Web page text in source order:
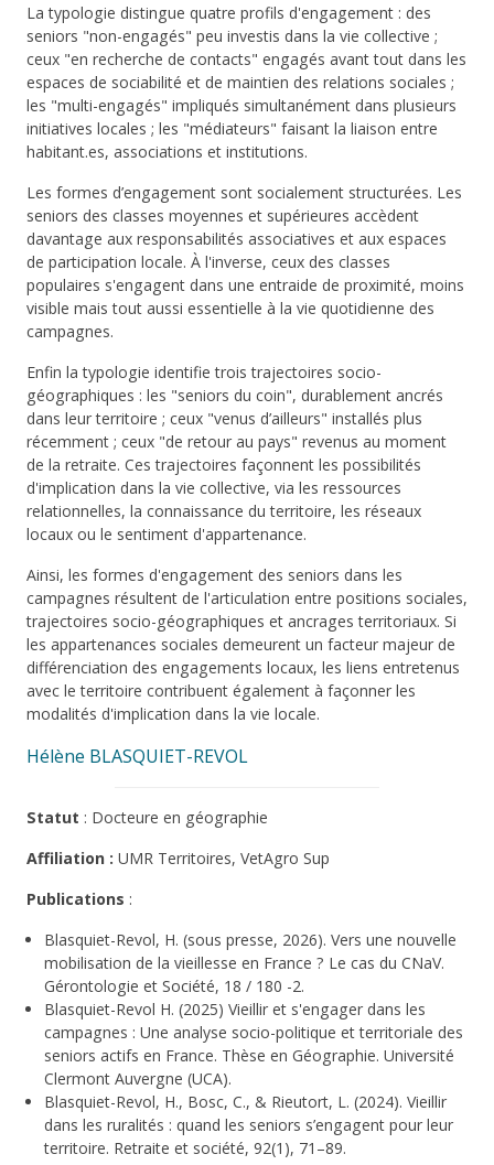
La typologie distingue quatre profils d'engagement : des
seniors "non-engagés" peu investis dans la vie collective ;
ceux "en recherche de contacts" engagés avant tout dans les
espaces de sociabilité et de maintien des relations sociales ;
les "multi-engagés" impliqués simultanément dans plusieurs
initiatives locales ; les "médiateurs" faisant la liaison entre
habitant.es, associations et institutions.
Les formes d’engagement sont socialement structurées. Les
seniors des classes moyennes et supérieures accèdent
davantage aux responsabilités associatives et aux espaces
de participation locale. À l'inverse, ceux des classes
populaires s'engagent dans une entraide de proximité, moins
visible mais tout aussi essentielle à la vie quotidienne des
campagnes.
Enfin la typologie identifie trois trajectoires socio-
géographiques : les "seniors du coin", durablement ancrés
dans leur territoire ; ceux "venus d’ailleurs" installés plus
récemment ; ceux "de retour au pays" revenus au moment
de la retraite. Ces trajectoires façonnent les possibilités
d'implication dans la vie collective, via les ressources
relationnelles, la connaissance du territoire, les réseaux
locaux ou le sentiment d'appartenance.
Ainsi, les formes d'engagement des seniors dans les
campagnes résultent de l'articulation entre positions sociales,
trajectoires socio-géographiques et ancrages territoriaux. Si
les appartenances sociales demeurent un facteur majeur de
différenciation des engagements locaux, les liens entretenus
avec le territoire contribuent également à façonner les
modalités d'implication dans la vie locale.
Hélène BLASQUIET-REVOL
Statut : Docteure en géographie
Affiliation : UMR Territoires, VetAgro Sup
Publications :
Blasquiet-Revol, H. (sous presse, 2026). Vers une nouvelle
mobilisation de la vieillesse en France ? Le cas du CNaV.
Gérontologie et Société, 18 / 180 -2.
Blasquiet-Revol H. (2025) Vieillir et s'engager dans les
campagnes : Une analyse socio-politique et territoriale des
seniors actifs en France. Thèse en Géographie. Université
Clermont Auvergne (UCA).
Blasquiet-Revol, H., Bosc, C., & Rieutort, L. (2024). Vieillir
dans les ruralités : quand les seniors s’engagent pour leur
territoire. Retraite et société, 92(1), 71–89.